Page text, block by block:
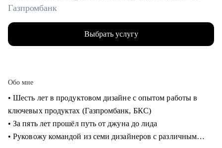
Газпромбанк
Выбрать услугу
Обо мне
• Шесть лет в продуктовом дизайне с опытом работы в
ключевых продуктах (Газпромбанк, БКС)
• За пять лет прошёл путь от джуна до лида
• Руковожу командой из семи дизайнеров с различным